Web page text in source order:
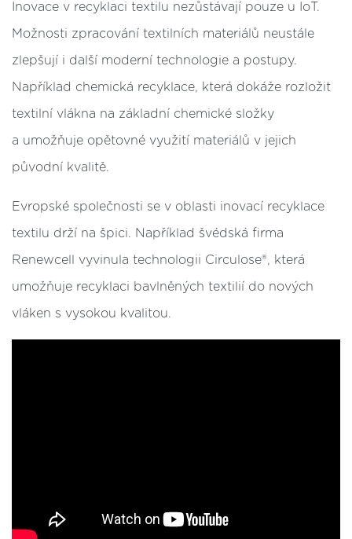
Inovace v recyklaci textilu nezůstávají pouze u IoT.
Možnosti zpracování textilních materiálů neustále
zlepšují i další moderní technologie a postupy.
Například chemická recyklace, která dokáže rozložit
textilní vlákna na základní chemické složky
a umožňuje opětovné využití materiálů v jejich
původní kvalitě.
Evropské společnosti se v oblasti inovací recyklace
textilu drží na špici. Například švédská firma
Renewcell vyvinula technologii Circulose®, která
umožňuje recyklaci bavlněných textilií do nových
vláken s vysokou kvalitou.